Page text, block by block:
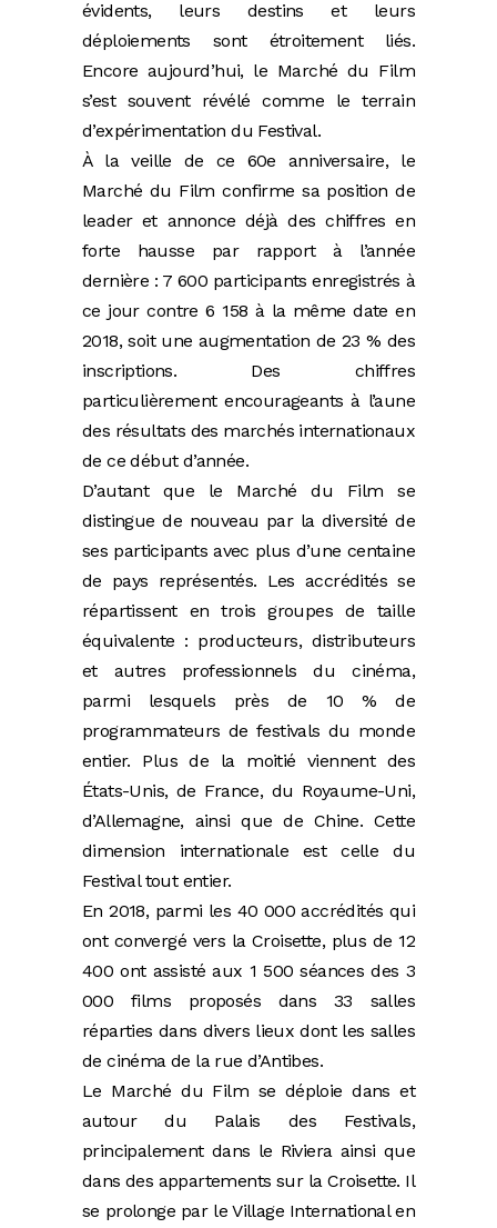
évidents, leurs destins et leurs
déploiements sont étroitement liés.
Encore aujourd’hui, le Marché du Film
s’est souvent révélé comme le terrain
d’expérimentation du Festival.
À la veille de ce 60e anniversaire, le
Marché du Film confirme sa position de
leader et annonce déjà des chiffres en
forte hausse par rapport à l’année
dernière : 7 600 participants enregistrés à
ce jour contre 6 158 à la même date en
2018, soit une augmentation de 23 % des
inscriptions. Des chiffres
particulièrement encourageants à l’aune
des résultats des marchés internationaux
de ce début d’année.
D’autant que le Marché du Film se
distingue de nouveau par la diversité de
ses participants avec plus d’une centaine
de pays représentés. Les accrédités se
répartissent en trois groupes de taille
équivalente : producteurs, distributeurs
et autres professionnels du cinéma,
parmi lesquels près de 10 % de
programmateurs de festivals du monde
entier. Plus de la moitié viennent des
États-Unis, de France, du Royaume-Uni,
d’Allemagne, ainsi que de Chine. Cette
dimension internationale est celle du
Festival tout entier.
En 2018, parmi les 40 000 accrédités qui
ont convergé vers la Croisette, plus de 12
400 ont assisté aux 1 500 séances des 3
000 films proposés dans 33 salles
réparties dans divers lieux dont les salles
de cinéma de la rue d’Antibes.
Le Marché du Film se déploie dans et
autour du Palais des Festivals,
principalement dans le Riviera ainsi que
dans des appartements sur la Croisette. Il
se prolonge par le Village International en